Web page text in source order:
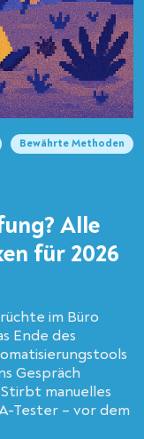
Bewährte Methoden
Alle
für 2026
im Büro
Ende des
Gespräch
manuelles
Tester – vor dem